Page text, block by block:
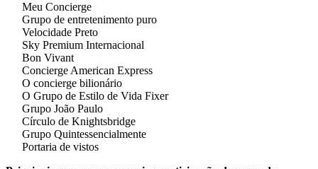
Meu Concierge
Grupo de entretenimento puro
Velocidade Preto
Sky Premium Internacional
Bon Vivant
Concierge American Express
O concierge bilionário
O Grupo de Estilo de Vida Fixer
Grupo João Paulo
Círculo de Knightsbridge
Grupo Quintessencialmente
Portaria de vistos